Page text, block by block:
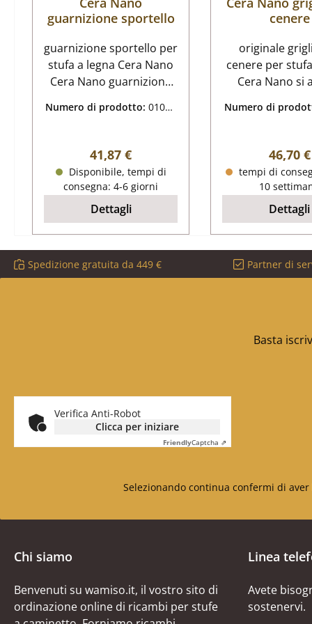
guarnizione sportello
guarnizione sportello per
stufa a legna Cera Nano
Cera Nano guarnizione
cordone isolante porta,
cordone lunghezza 3,00
m diametro 12 mm
Numero di prodotto:01010
Prezzo normale:
41,87 €
Disponibile, tempi di
consegna: 4-6 giorni
Dettagli
cenere
originale
cenere per
Cera Nano si adatta
Nano griglia
ghisa, graticola
145 mm
forma
Numero di
Prezzo
46,70 €
tempi di
10
Dettagli
Spedizione gratuita da 449 € Partner di
Basta
Verifica Anti-Robot
Clicca per iniziare
FriendlyCaptcha ⇗
Selezionando continua confermi di
Chi siamo
Benvenuti su wamiso.it, il vostro sito di
ordinazione online di ricambi per stufe
Linea
Avete
sostenervi.